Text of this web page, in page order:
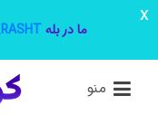
ما در بله
x
منو